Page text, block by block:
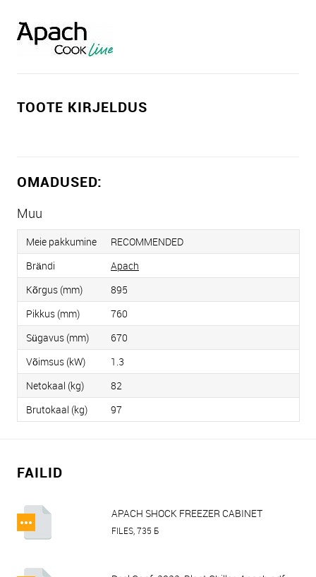
TOOTE KIRJELDUS
OMADUSED:
Muu
Meie pakkumine
RECOMMENDED
Brändi
Apach
Kõrgus (mm)
895
Pikkus (mm)
760
Sügavus (mm)
670
Võimsus (kW)
1.3
Netokaal (kg)
82
Brutokaal (kg)
97
FAILID
APACH SHOCK FREEZER CABINET
ASH05K, ASH05K DF, ASH10K LP,
FILES, 735 Б